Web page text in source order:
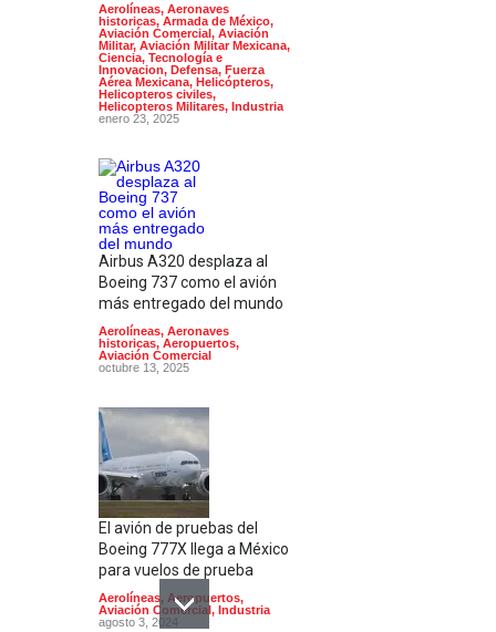
Aerolíneas, Aeronaves
historicas, Armada de México,
Aviación Comercial, Aviación
Militar, Aviación Militar Mexicana,
Ciencia, Tecnología e
Innovacion, Defensa, Fuerza
Aérea Mexicana, Helicópteros,
Helicopteros civiles,
Helicopteros Militares, Industria
enero 23, 2025
Airbus A320 desplaza al
Boeing 737 como el avión
más entregado del mundo
Aerolíneas, Aeronaves
historicas, Aeropuertos,
Aviación Comercial
octubre 13, 2025
El avión de pruebas del
Boeing 777X llega a México
para vuelos de prueba
Aerolíneas, Aeropuertos,
Aviación Comercial, Industria
agosto 3, 2024